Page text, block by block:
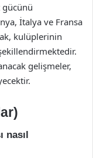
İtalya ve Fransa
kulüplerinin
gelişmeler,
nasıl